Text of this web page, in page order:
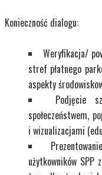
Konieczność dialogu:
Weryfikacja/
stref płatnego
aspekty
Podjęcie
społeczeństwem,
i wizualizacjami
użytkowników SPP